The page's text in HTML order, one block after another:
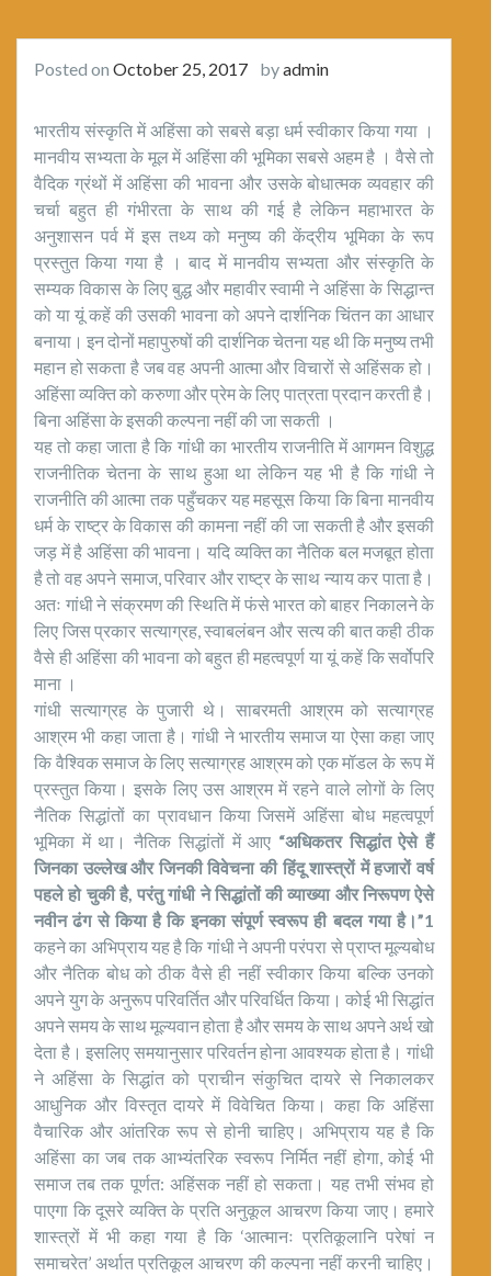
Posted on October 25, 2017 byadmin
भारतीय संस्कृति में अहिंसा को सबसे बड़ा धर्म स्वीकार किया गया ।
मानवीय सभ्यता के मूल में अहिंसा की भूमिका सबसे अहम है । वैसे तो
वैदिक ग्रंथों में अहिंसा की भावना और उसके बोधात्मक व्यवहार की
चर्चा बहुत ही गंभीरता के साथ की गई है लेकिन महाभारत के
अनुशासन पर्व में इस तथ्य को मनुष्य की केंद्रीय भूमिका के रूप
प्रस्तुत किया गया है । बाद में मानवीय सभ्यता और संस्कृति के
सम्यक विकास के लिए बुद्ध और महावीर स्वामी ने अहिंसा के सिद्धान्त
को या यूं कहें की उसकी भावना को अपने दार्शनिक चिंतन का आधार
बनाया। इन दोनों महापुरुषों की दार्शनिक चेतना यह थी कि मनुष्य तभी
महान हो सकता है जब वह अपनी आत्मा और विचारों से अहिंसक हो।
अहिंसा व्यक्ति को करुणा और प्रेम के लिए पात्रता प्रदान करती है।
बिना अहिंसा के इसकी कल्पना नहीं की जा सकती ।
यह तो कहा जाता है कि गांधी का भारतीय राजनीति में आगमन विशुद्ध
राजनीतिक चेतना के साथ हुआ था लेकिन यह भी है कि गांधी ने
राजनीति की आत्मा तक पहुँचकर यह महसूस किया कि बिना मानवीय
धर्म के राष्ट्र के विकास की कामना नहीं की जा सकती है और इसकी
जड़ में है अहिंसा की भावना। यदि व्यक्ति का नैतिक बल मजबूत होता
है तो वह अपने समाज, परिवार और राष्ट्र के साथ न्याय कर पाता है।
अतः गांधी ने संक्रमण की स्थिति में फंसे भारत को बाहर निकालने के
लिए जिस प्रकार सत्याग्रह, स्वाबलंबन और सत्य की बात कही ठीक
वैसे ही अहिंसा की भावना को बहुत ही महत्वपूर्ण या यूं कहें कि सर्वोपरि
माना ।
गांधी सत्याग्रह के पुजारी थे। साबरमती आश्रम को सत्याग्रह
आश्रम भी कहा जाता है। गांधी ने भारतीय समाज या ऐसा कहा जाए
कि वैश्विक समाज के लिए सत्याग्रह आश्रम को एक मॉडल के रूप में
प्रस्तुत किया। इसके लिए उस आश्रम में रहने वाले लोगों के लिए
नैतिक सिद्धांतों का प्रावधान किया जिसमें अहिंसा बोध महत्वपूर्ण
भूमिका में था। नैतिक सिद्धांतों में आए “अधिकतर सिद्धांत ऐसे हैं
जिनका उल्लेख और जिनकी विवेचना की हिंदू शास्त्रों में हजारों वर्ष
पहले हो चुकी है, परंतु गांधी ने सिद्धांतों की व्याख्या और निरूपण ऐसे
नवीन ढंग से किया है कि इनका संपूर्ण स्वरूप ही बदल गया है।”1
कहने का अभिप्राय यह है कि गांधी ने अपनी परंपरा से प्राप्त मूल्यबोध
और नैतिक बोध को ठीक वैसे ही नहीं स्वीकार किया बल्कि उनको
अपने युग के अनुरूप परिवर्तित और परिवर्धित किया। कोई भी सिद्धांत
अपने समय के साथ मूल्यवान होता है और समय के साथ अपने अर्थ खो
देता है। इसलिए समयानुसार परिवर्तन होना आवश्यक होता है। गांधी
ने अहिंसा के सिद्धांत को प्राचीन संकुचित दायरे से निकालकर
आधुनिक और विस्तृत दायरे में विवेचित किया। कहा कि अहिंसा
वैचारिक और आंतरिक रूप से होनी चाहिए। अभिप्राय यह है कि
अहिंसा का जब तक आभ्यंतरिक स्वरूप निर्मित नहीं होगा, कोई भी
समाज तब तक पूर्णत: अहिंसक नहीं हो सकता। यह तभी संभव हो
पाएगा कि दूसरे व्यक्ति के प्रति अनुकूल आचरण किया जाए। हमारे
शास्त्रों में भी कहा गया है कि ‘आत्मानः प्रतिकूलानि परेषां न
समाचरेत’ अर्थात प्रतिकूल आचरण की कल्पना नहीं करनी चाहिए।